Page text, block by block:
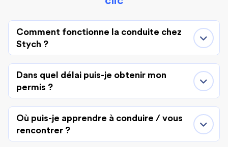
Comment fonctionne la conduite chez
Stych ?
Dans quel délai puis-je obtenir mon
permis ?
Où puis-je apprendre à conduire / vous
rencontrer ?